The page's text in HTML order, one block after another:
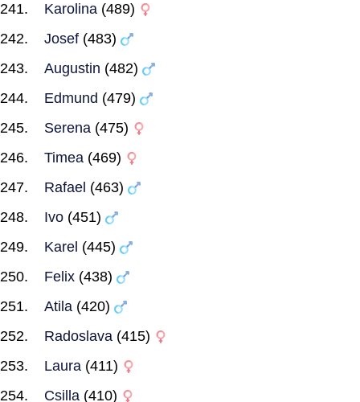
Karolina (489)
Josef (483)
Augustin (482)
Edmund (479)
Serena (475)
Timea (469)
Rafael (463)
Ivo (451)
Karel (445)
Felix (438)
Atila (420)
Radoslava (415)
Laura (411)
Csilla (410)